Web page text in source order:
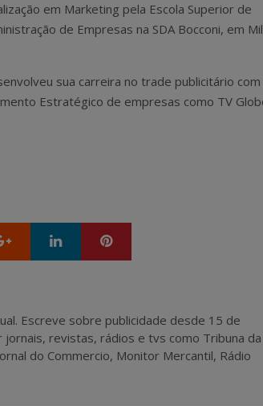
em Marketing pela Escola Superior de
de Empresas na SDA Bocconi, em
sua carreira no trade publicitário com
Estratégico de empresas como TV
Google+ LinkedIn
Escreve sobre publicidade desde 15 de
revistas, rádios e tvs como Tribuna da
do Commercio, Monitor Mercantil, Rádio